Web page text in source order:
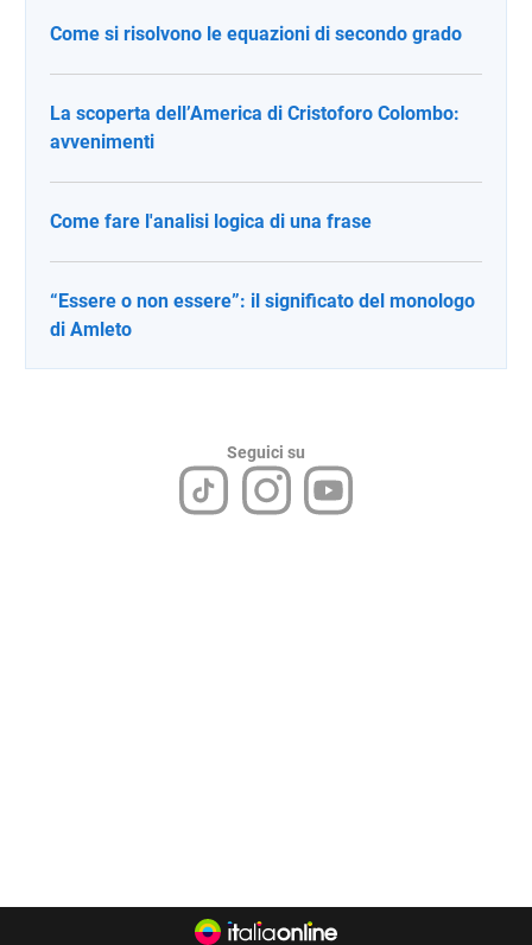
Come si risolvono le equazioni di secondo grado
La scoperta dell’America di Cristoforo Colombo:
avvenimenti
Come fare l'analisi logica di una frase
“Essere o non essere”: il significato del monologo
di Amleto
Seguici su